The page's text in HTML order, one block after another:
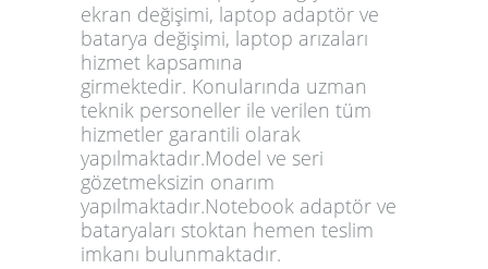
ekran değişimi, laptop adaptör ve
batarya değişimi, laptop arızaları
hizmet kapsamına
girmektedir. Konularında uzman
teknik personeller ile verilen tüm
hizmetler garantili olarak
yapılmaktadır.Model ve seri
gözetmeksizin onarım
yapılmaktadır.Notebook adaptör ve
bataryaları stoktan hemen teslim
imkanı bulunmaktadır.